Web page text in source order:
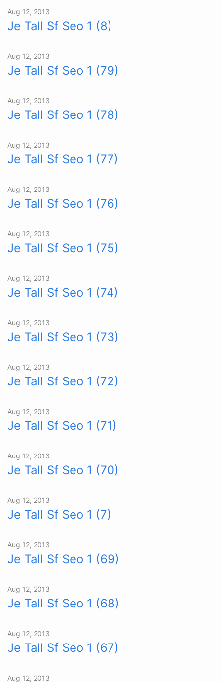
Aug 12, 2013
Je Tall Sf Seo 1 (8)
Aug 12, 2013
Je Tall Sf Seo 1 (79)
Aug 12, 2013
Je Tall Sf Seo 1 (78)
Aug 12, 2013
Je Tall Sf Seo 1 (77)
Aug 12, 2013
Je Tall Sf Seo 1 (76)
Aug 12, 2013
Je Tall Sf Seo 1 (75)
Aug 12, 2013
Je Tall Sf Seo 1 (74)
Aug 12, 2013
Je Tall Sf Seo 1 (73)
Aug 12, 2013
Je Tall Sf Seo 1 (72)
Aug 12, 2013
Je Tall Sf Seo 1 (71)
Aug 12, 2013
Je Tall Sf Seo 1 (70)
Aug 12, 2013
Je Tall Sf Seo 1 (7)
Aug 12, 2013
Je Tall Sf Seo 1 (69)
Aug 12, 2013
Je Tall Sf Seo 1 (68)
Aug 12, 2013
Je Tall Sf Seo 1 (67)
Aug 12, 2013